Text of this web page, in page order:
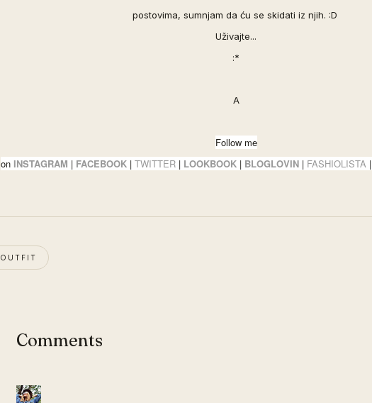
postovima, sumnjam da ću se skidati iz njih. :D
Uživajte...
:*
A
Follow me
on INSTAGRAM | FACEBOOK| TWITTER| LOOKBOOK| BLOGLOVIN| FASHIOLISTA|
OUTFIT
Comments